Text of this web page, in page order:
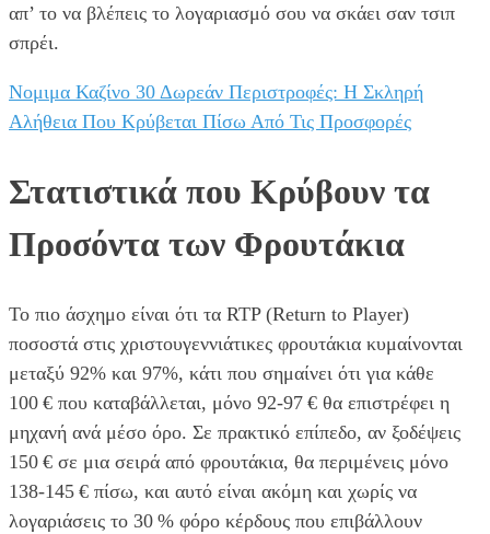
απ’ το να βλέπεις το λογαριασμό σου να σκάει σαν τσιπ
σπρέι.
Νομιμα Καζίνο 30 Δωρεάν Περιστροφές: Η Σκληρή
Αλήθεια Που Κρύβεται Πίσω Από Τις Προσφορές
Στατιστικά που Κρύβουν τα
Προσόντα των Φρουτάκια
Το πιο άσχημο είναι ότι τα RTP (Return to Player)
ποσοστά στις χριστουγεννιάτικες φρουτάκια κυμαίνονται
μεταξύ 92% και 97%, κάτι που σημαίνει ότι για κάθε
100 € που καταβάλλεται, μόνο 92‑97 € θα επιστρέφει η
μηχανή ανά μέσο όρο. Σε πρακτικό επίπεδο, αν ξοδέψεις
150 € σε μια σειρά από φρουτάκια, θα περιμένεις μόνο
138‑145 € πίσω, και αυτό είναι ακόμη και χωρίς να
λογαριάσεις το 30 % φόρο κέρδους που επιβάλλουν